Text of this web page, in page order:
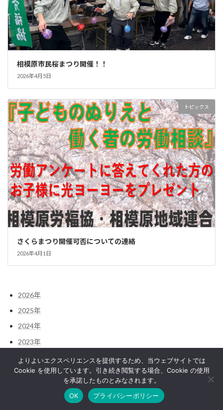
相模原市民桜まつり開催！！
2026年4月5日
トピックス
さくらまつり開催可否についての連絡
2026年4月1日
2026年
2025年
2024年
2023年
2022年
Copyright © 相模原労福協｜神奈川県相模原地域労働者福祉協議会｜相模原市 All
Rights Reserved.
よりよいエクスペリエンスを提供するため、当ウェブサイトでは
Cookie を使用しています。引き続き閲覧する場合、Cookie の使用
を承諾したものとみなされます。
OK
プライバシーポリシー